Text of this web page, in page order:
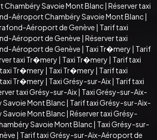
Savoie Mont Blanc| Réserver taxi
Aéroport Chambéry Savoie Mont Blanc|
Aéroport de Genève | Tarif taxi
Aéroport de Genève | Réserver taxi
Aéroport de Genève | Taxi Tr�mery | Tarif
taxi Tr�mery | Taxi Tr�mery | Tarif taxi
Tr�mery | Taxi Tr�mery | Tarif taxi
Tr�mery | Taxi Grésy-sur-Aix| Tarif taxi
taxi Grésy-sur-Aix| Taxi Grésy-sur-Aix-
Mont Blanc| Tarif taxi Grésy-sur-Aix-
Mont Blanc| Réserver taxi Grésy-
Savoie Mont Blanc| Taxi Grésy-sur-
| Tarif taxi Grésy-sur-Aix-Aéroport de